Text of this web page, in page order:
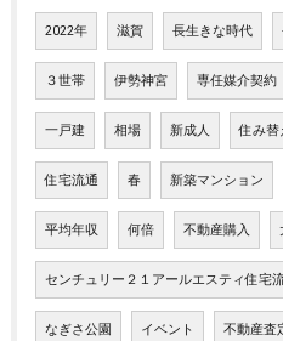
2022年 滋賀 長生きな時代
３世帯 伊勢神宮 専任媒介契約
一戸建 相場 新成人 住み替
住宅流通 春 新築マンション
平均年収 何倍 不動産購入
センチュリー２１アールエスティ住宅
なぎさ公園 イベント 不動産査